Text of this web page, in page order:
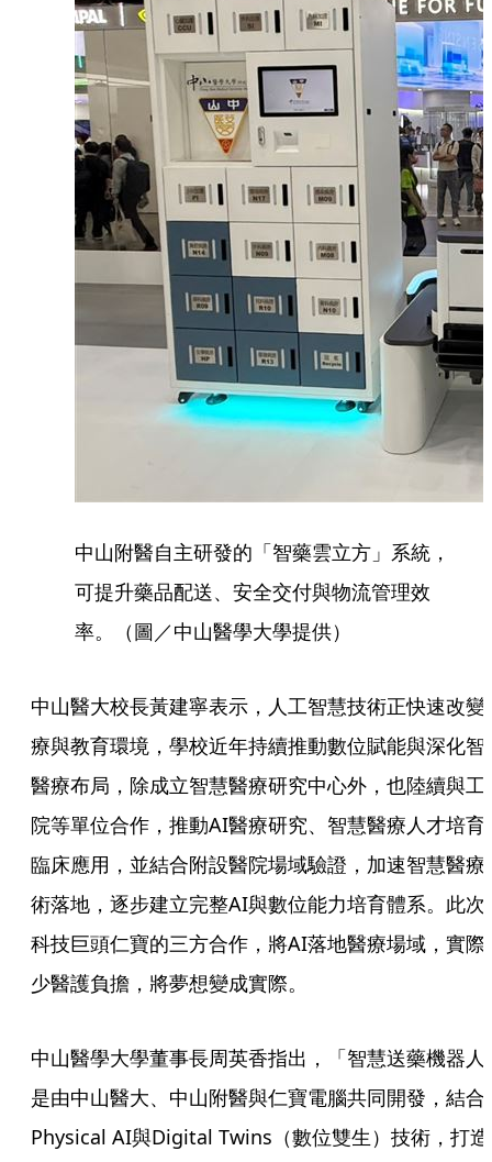
中山附醫自主研發的「智藥雲立方」系統，
可提升藥品配送、安全交付與物流管理效
率。（圖／中山醫學大學提供）
中山醫大校長黃建寧表示，人工智慧技術正快速改變
療與教育環境，學校近年持續推動數位賦能與深化智
醫療布局，除成立智慧醫療研究中心外，也陸續與工
院等單位合作，推動AI醫療研究、智慧醫療人才培育
臨床應用，並結合附設醫院場域驗證，加速智慧醫療
術落地，逐步建立完整AI與數位能力培育體系。此次
科技巨頭仁寶的三方合作，將AI落地醫療場域，實際
少醫護負擔，將夢想變成實際。
中山醫學大學董事長周英香指出，「智慧送藥機器人
是由中山醫大、中山附醫與仁寶電腦共同開發，結合
Physical AI與Digital Twins（數位雙生）技術，打造